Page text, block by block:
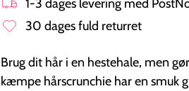
1-3 dages levering med
30 dages fuld returret
Brug dit hår i en hestehale, men
kæmpe hårscrunchie har en smuk